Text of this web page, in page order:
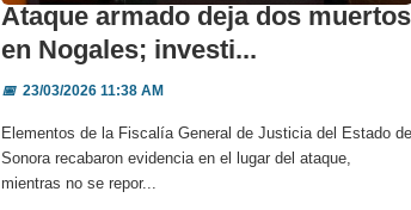
Ataque armado deja dos muertos
en Nogales; investi...
📅23/03/2026 11:38 AM
Elementos de la Fiscalía General de Justicia del Estado de
Sonora recabaron evidencia en el lugar del ataque,
mientras no se repor...